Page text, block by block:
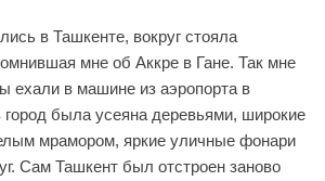
в Ташкенте, вокруг стояла
мне об Аккре в Гане. Так мне
ехали в машине из аэропорта в
город была усеяна деревьями, широкие
мрамором, яркие уличные фонари
Сам Ташкент был отстроен заново